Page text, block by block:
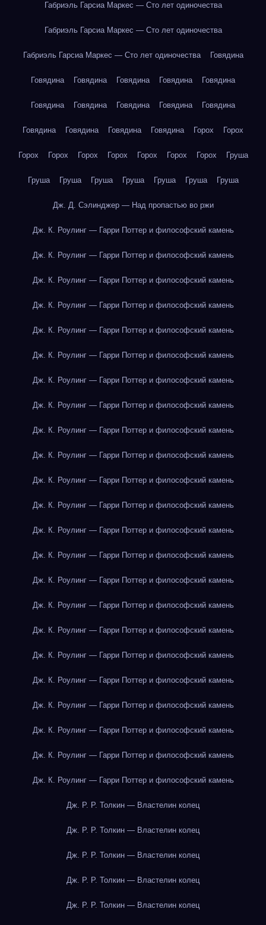
Габриэль Гарсиа Маркес — Сто лет одиночества
Габриэль Гарсиа Маркес — Сто лет одиночества
Габриэль Гарсиа Маркес — Сто лет одиночества Говядина
Говядина Говядина Говядина Говядина Говядина
Говядина Говядина Говядина Говядина Говядина
Говядина Говядина Говядина Говядина Горох Горох
Горох Горох Горох Горох Горох Горох Горох Груша
Груша Груша Груша Груша Груша Груша Груша
Дж. Д. Сэлинджер — Над пропастью во ржи
Дж. К. Роулинг — Гарри Поттер и философский камень
Дж. К. Роулинг — Гарри Поттер и философский камень
Дж. К. Роулинг — Гарри Поттер и философский камень
Дж. К. Роулинг — Гарри Поттер и философский камень
Дж. К. Роулинг — Гарри Поттер и философский камень
Дж. К. Роулинг — Гарри Поттер и философский камень
Дж. К. Роулинг — Гарри Поттер и философский камень
Дж. К. Роулинг — Гарри Поттер и философский камень
Дж. К. Роулинг — Гарри Поттер и философский камень
Дж. К. Роулинг — Гарри Поттер и философский камень
Дж. К. Роулинг — Гарри Поттер и философский камень
Дж. К. Роулинг — Гарри Поттер и философский камень
Дж. К. Роулинг — Гарри Поттер и философский камень
Дж. К. Роулинг — Гарри Поттер и философский камень
Дж. К. Роулинг — Гарри Поттер и философский камень
Дж. К. Роулинг — Гарри Поттер и философский камень
Дж. К. Роулинг — Гарри Поттер и философский камень
Дж. К. Роулинг — Гарри Поттер и философский камень
Дж. К. Роулинг — Гарри Поттер и философский камень
Дж. К. Роулинг — Гарри Поттер и философский камень
Дж. К. Роулинг — Гарри Поттер и философский камень
Дж. К. Роулинг — Гарри Поттер и философский камень
Дж. К. Роулинг — Гарри Поттер и философский камень
Дж. Р. Р. Толкин — Властелин колец
Дж. Р. Р. Толкин — Властелин колец
Дж. Р. Р. Толкин — Властелин колец
Дж. Р. Р. Толкин — Властелин колец
Дж. Р. Р. Толкин — Властелин колец